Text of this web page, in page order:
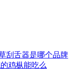
刮舌器是哪个品牌
鸡枞能吃么